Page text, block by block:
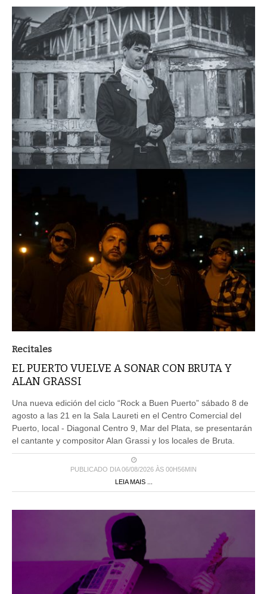
Recitales
EL PUERTO VUELVE A SONAR CON BRUTA Y
ALAN GRASSI
Una nueva edición del ciclo “Rock a Buen Puerto” sábado 8 de
agosto a las 21 en la Sala Laureti en el Centro Comercial del
Puerto, local - Diagonal Centro 9, Mar del Plata, se presentarán
el cantante y compositor Alan Grassi y los locales de Bruta.
PUBLICADO DIA 06/08/2026 ÀS 00H56MIN
LEIA MAIS ...